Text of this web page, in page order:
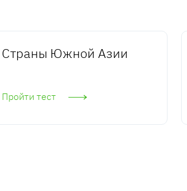
Страны Южной Азии
Пройти тест